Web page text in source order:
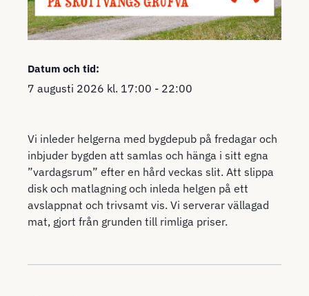
Datum och tid:
7 augusti 2026 kl. 17:00 - 22:00
Vi inleder helgerna med bygdepub på fredagar och
inbjuder bygden att samlas och hänga i sitt egna
”vardagsrum” efter en hård veckas slit. Att slippa
disk och matlagning och inleda helgen på ett
avslappnat och trivsamt vis. Vi serverar vällagad
mat, gjort från grunden till rimliga priser.